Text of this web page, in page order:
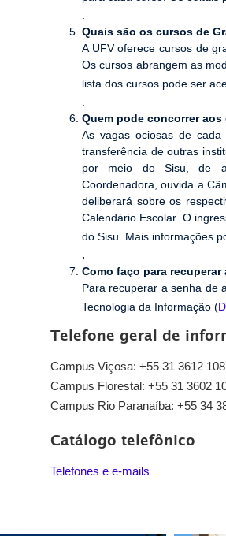
Quais são os cursos de
A UFV oferece cursos de
Os cursos abrangem as
lista dos cursos pode ser
Quem pode concorrer
As vagas ociosas de
transferência de outras
por meio do Sisu, de
Coordenadora, ouvida a
deliberará sobre os
Calendário Escolar. O
do Sisu. Mais informações
.
Como faço para
Para recuperar a senha de
Tecnologia da Informação (
Telefone geral de
Campus Viçosa: +55 31 3612
Campus Florestal: +55 31 3602
Campus Rio Paranaíba: +55 34
Catálogo telefônico
Telefones e e-mails